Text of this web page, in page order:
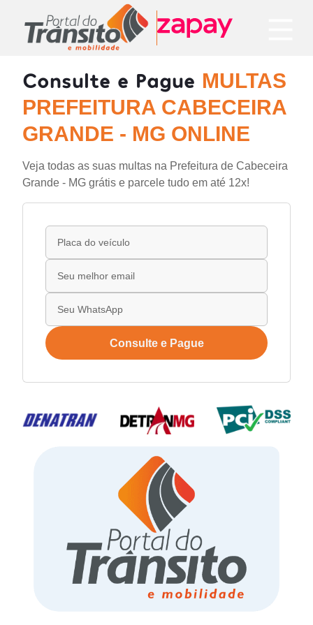
Consulte e Pague MULTAS
PREFEITURA CABECEIRA
GRANDE - MG ONLINE
Veja todas as suas multas na Prefeitura de Cabeceira
Grande - MG grátis e parcele tudo em até 12x!
Consulte e Pague